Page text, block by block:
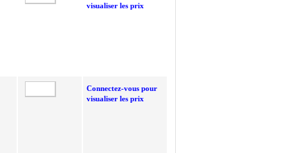
visualiser les prix
Connectez-vous pour
visualiser les prix